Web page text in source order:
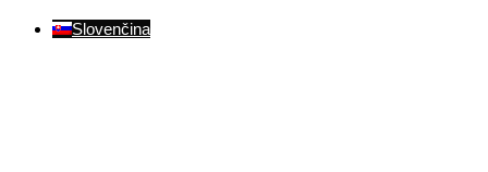
Slovenčina